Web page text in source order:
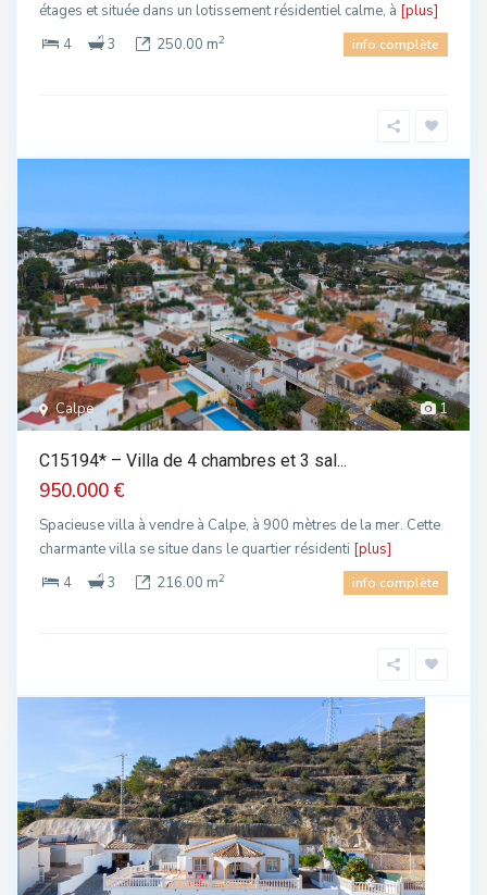
étages et située dans un lotissement résidentiel calme, à [plus]
4
3 250.00 m2 info complète
1
Calpe
C15194* – Villa de 4 chambres et 3 sal...
950.000 €
Spacieuse villa à vendre à Calpe, à 900 mètres de la mer. Cette
charmante villa se situe dans le quartier résidenti [plus]
4
3 216.00 m2 info complète